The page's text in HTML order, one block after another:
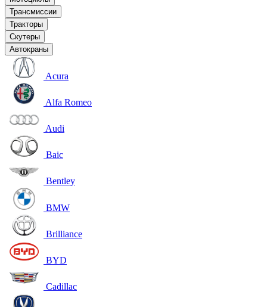
Трансмиссии
Тракторы
Скутеры
Автокраны
Acura
Alfa Romeo
Audi
Baic
Bentley
BMW
Brilliance
BYD
Cadillac